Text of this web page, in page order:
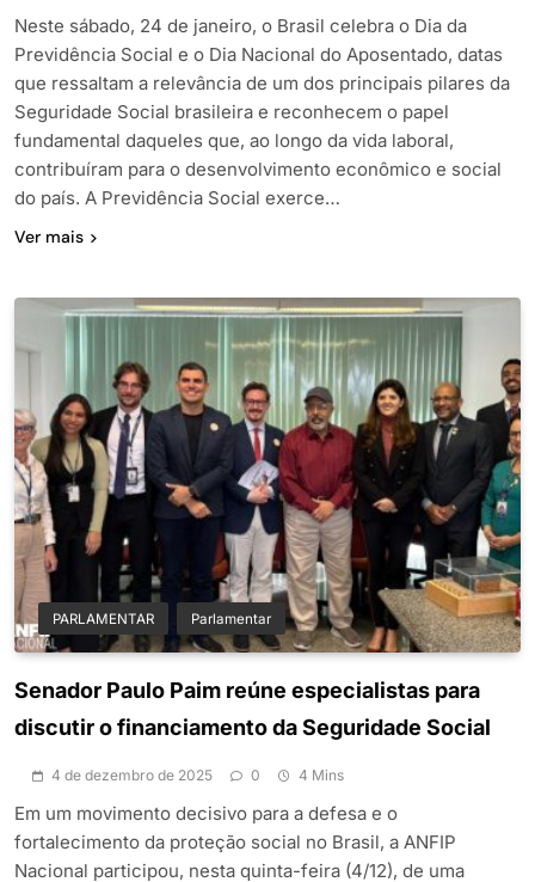
Neste sábado, 24 de janeiro, o Brasil celebra o Dia da
Previdência Social e o Dia Nacional do Aposentado, datas
que ressaltam a relevância de um dos principais pilares da
Seguridade Social brasileira e reconhecem o papel
fundamental daqueles que, ao longo da vida laboral,
contribuíram para o desenvolvimento econômico e social
do país. A Previdência Social exerce…
Ver mais
PARLAMENTAR Parlamentar
Senador Paulo Paim reúne especialistas para
discutir o financiamento da Seguridade Social
4 de dezembro de 2025 0 4 Mins
Em um movimento decisivo para a defesa e o
fortalecimento da proteção social no Brasil, a ANFIP
Nacional participou, nesta quinta-feira (4/12), de uma